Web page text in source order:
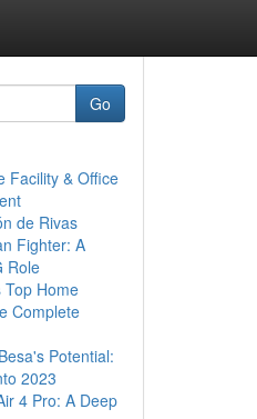
Go
Facility & Office
de Rivas
Fighter: A
Role
Home
Complete
Potential:
2023
4 Pro: A Deep